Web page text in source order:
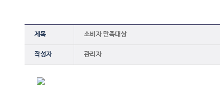
제목 소비자 만족대상
작성자 관리자